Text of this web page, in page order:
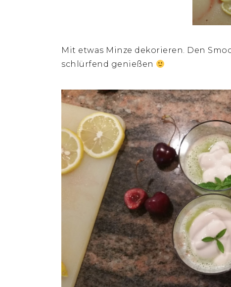
Mit etwas Minze dekorieren. Den
schlürfend genießen